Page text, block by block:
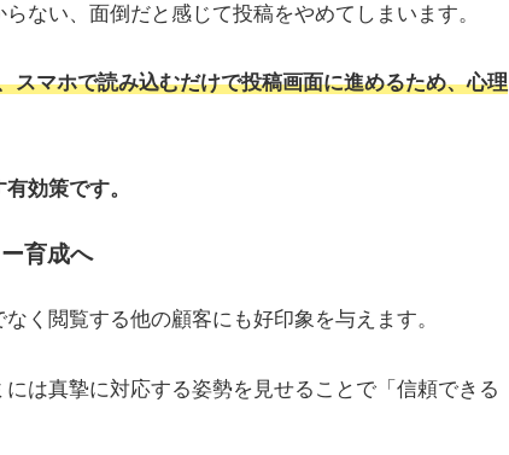
ない、面倒だと感じて投稿をやめてしまいます。
スマホで読み込むだけで投稿画面に進めるため、心理
効策です。
育成へ
く閲覧する他の顧客にも好印象を与えます。
は真摯に対応する姿勢を見せることで「信頼できる